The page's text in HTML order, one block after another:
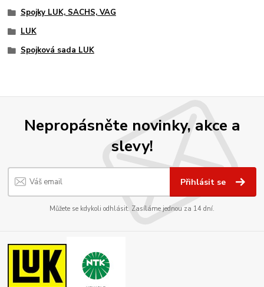
Spojky LUK, SACHS, VAG
LUK
Spojková sada LUK
Nepropásněte novinky, akce a
slevy!
Přihlásit se
Můžete se kdykoli odhlásit. Zasíláme jednou za 14 dní.